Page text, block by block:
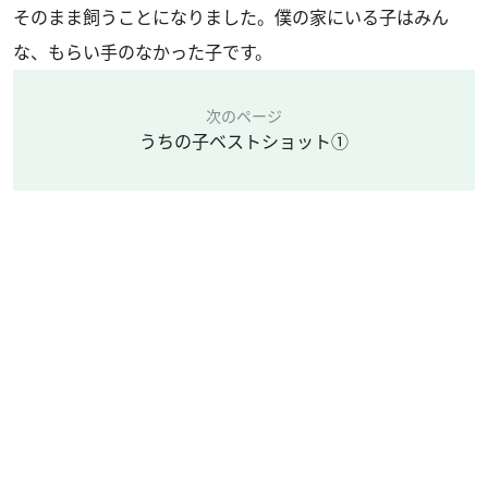
そのまま飼うことになりました。僕の家にいる子はみん
な、もらい手のなかった子です。
次のページ
うちの子ベストショット①